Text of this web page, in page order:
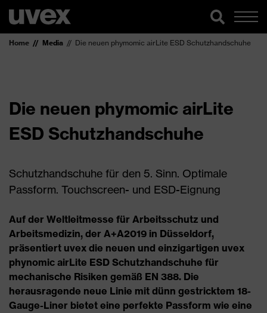
Home Media Die neuen phymomic airLite ESD Schutzhandschuhe
Die neuen phymomic airLite
ESD Schutzhandschuhe
Schutzhandschuhe für den 5. Sinn. Optimale
Passform. Touchscreen- und ESD-Eignung
Auf der Weltleitmesse für Arbeitsschutz und
Arbeitsmedizin, der A+A2019 in Düsseldorf,
präsentiert uvex die neuen und einzigartigen uvex
phynomic airLite ESD Schutzhandschuhe für
mechanische Risiken gemäß EN 388. Die
herausragende neue Linie mit dünn gestricktem 18-
Gauge-Liner bietet eine perfekte Passform wie eine